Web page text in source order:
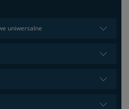
uniwersalne